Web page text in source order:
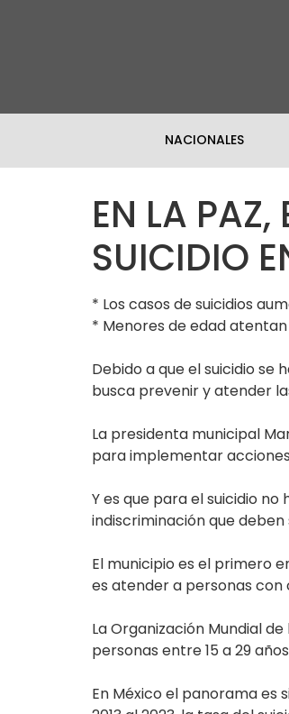
NACIONALES
EN LA PAZ,
SUICIDIO
* Los casos de suicidios
* Menores de edad
Debido a que el suicidio se
busca prevenir y atender
La presidenta municipal
para implementar
Y es que para el suicidio
indiscriminación que
El municipio es el primero
es atender a personas
La Organización Mundial
personas entre 15 a 29
En México el panorama es